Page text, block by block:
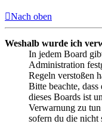
Nach oben
Weshalb wurde ich
In jedem Board
Administration
Regeln verstoßen
Bitte beachte,
dieses Boards ist
Verwarnung zu
sofern du die nicht